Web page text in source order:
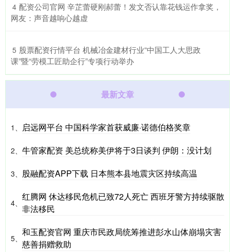
4 ​配资公司官网 辛芷蕾硬刚郝蕾！发文否认靠花钱运作拿奖，
网友：声音越响心越虚
5 ​股票配资行情平台 机械冶金建材行业“中国工人大思政
课”暨“劳模工匠助企行”专项行动举办
最新文章
1、 启远网平台 中国科学家首获威廉·诺德伯格奖章
2、 牛管家配资 美总统称美伊将于3日谈判 伊朗：没计划
3、 股融配资APP下载 日本熊本县地震灾区持续高温
4、
红腾网 休达移民危机已致72人死亡 西班牙警方持续驱散
非法移民
5、
和玉配资官网 重庆市民政局统筹推进彭水山体崩塌灾害
慈善捐赠救助